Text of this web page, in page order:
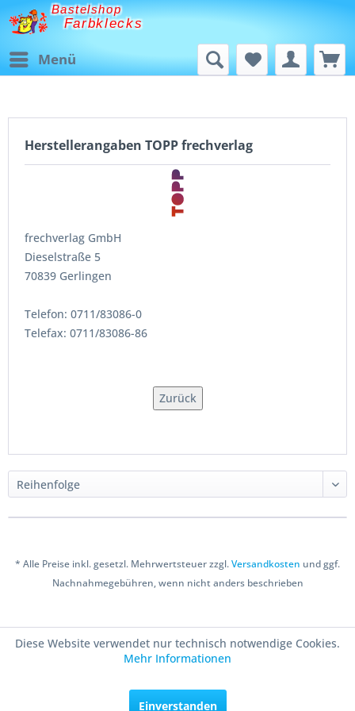
Bastelshop
Farbklecks
Menü
Herstellerangaben TOPP frechverlag
frechverlag GmbH
Dieselstraße 5
70839 Gerlingen
Telefon: 0711/83086-0
Telefax: 0711/83086-86
Zurück
* Alle Preise inkl. gesetzl. Mehrwertsteuer zzgl.Versandkosten und ggf.
Nachnahmegebühren, wenn nicht anders beschrieben
Diese Website verwendet nur technisch notwendige Cookies.
Mehr Informationen
Einverstanden